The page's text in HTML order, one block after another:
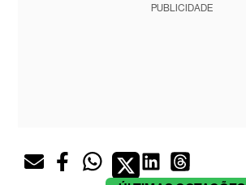
PUBLICIDADE